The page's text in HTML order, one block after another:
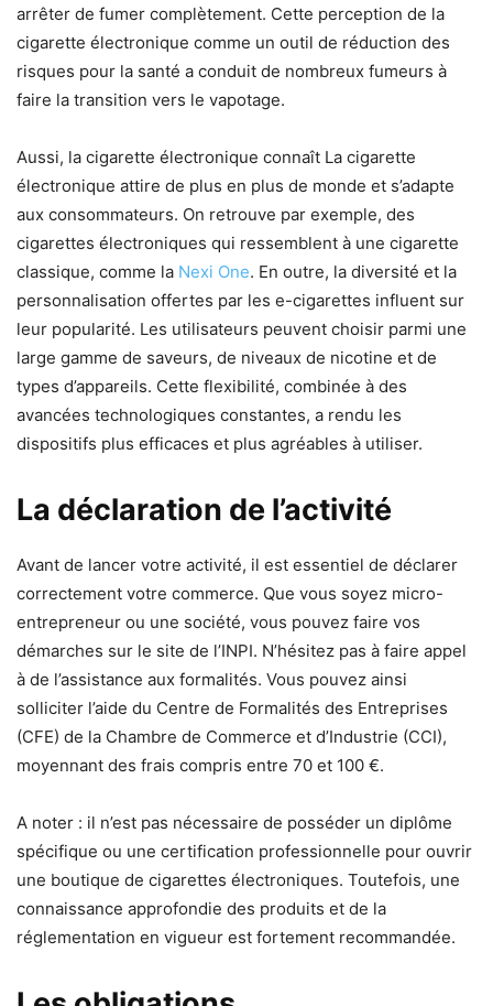
arrêter de fumer complètement. Cette perception de la
cigarette électronique comme un outil de réduction des
risques pour la santé a conduit de nombreux fumeurs à
faire la transition vers le vapotage.
Aussi, la cigarette électronique connaît La cigarette
électronique attire de plus en plus de monde et s’adapte
aux consommateurs. On retrouve par exemple, des
cigarettes électroniques qui ressemblent à une cigarette
classique, comme la Nexi One. En outre, la diversité et la
personnalisation offertes par les e-cigarettes influent sur
leur popularité. Les utilisateurs peuvent choisir parmi une
large gamme de saveurs, de niveaux de nicotine et de
types d’appareils. Cette flexibilité, combinée à des
avancées technologiques constantes, a rendu les
dispositifs plus efficaces et plus agréables à utiliser.
La déclaration de l’activité
Avant de lancer votre activité, il est essentiel de déclarer
correctement votre commerce. Que vous soyez micro-
entrepreneur ou une société, vous pouvez faire vos
démarches sur le site de l’INPI. N’hésitez pas à faire appel
à de l’assistance aux formalités. Vous pouvez ainsi
solliciter l’aide du Centre de Formalités des Entreprises
(CFE) de la Chambre de Commerce et d’Industrie (CCI),
moyennant des frais compris entre 70 et 100 €.
A noter : il n’est pas nécessaire de posséder un diplôme
spécifique ou une certification professionnelle pour ouvrir
une boutique de cigarettes électroniques. Toutefois, une
connaissance approfondie des produits et de la
réglementation en vigueur est fortement recommandée.